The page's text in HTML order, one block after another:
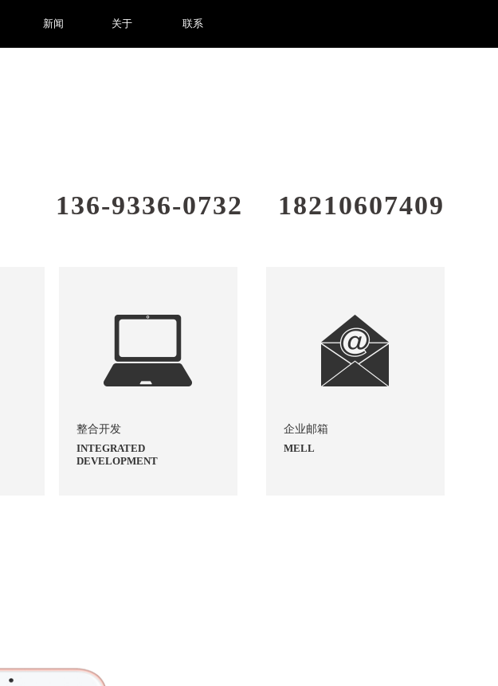
新闻 关于 联系
136-9336-0732 18210607409
整合开发
INTEGRATED
DEVELOPMENT
企业邮箱
MELL